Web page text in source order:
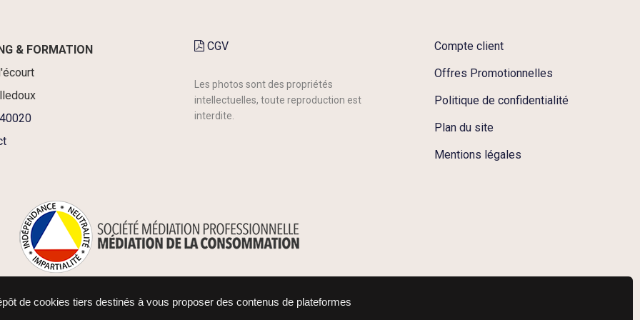
& FORMATION
CGV
Les photos sont des propriétés
intellectuelles, toute reproduction est
interdite.
Compte client
Offres Promotionnelles
Politique de confidentialité
Plan du site
Mentions légales
de cookies tiers destinés à vous proposer des contenus de plateformes